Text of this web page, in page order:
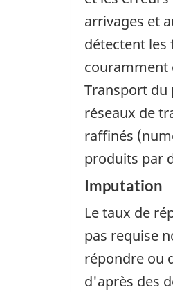
arrivages et
détectent les
couramment
Transport du
réseaux de
raffinés
produits par
Imputation
Le taux de
pas requise
répondre ou
d'après des